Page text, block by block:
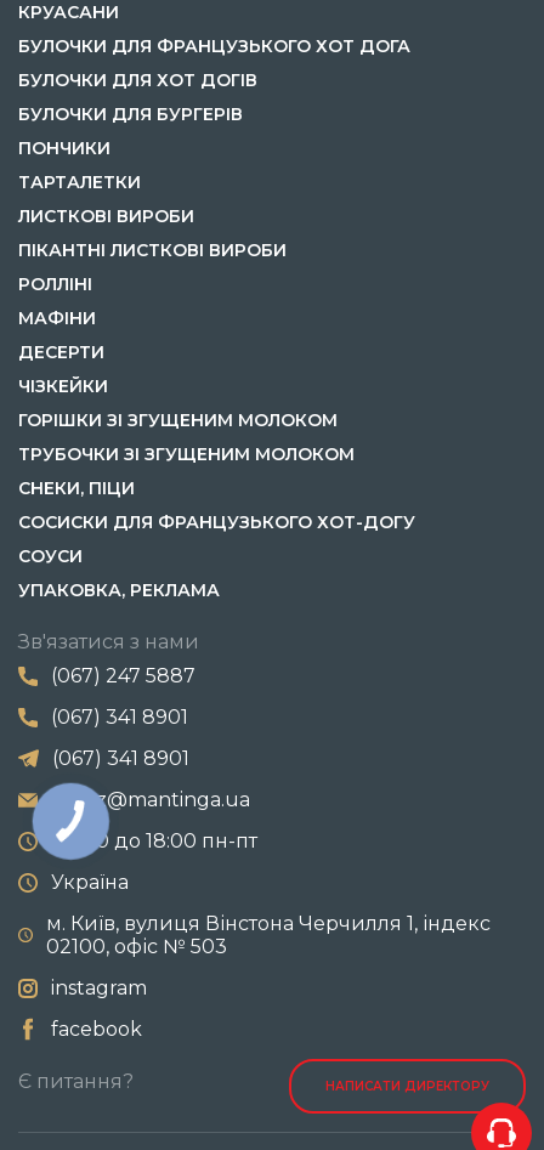
КРУАСАНИ
БУЛОЧКИ ДЛЯ ФРАНЦУЗЬКОГО ХОТ ДОГА
БУЛОЧКИ ДЛЯ ХОТ ДОГІВ
БУЛОЧКИ ДЛЯ БУРГЕРІВ
ПОНЧИКИ
ТАРТАЛЕТКИ
ЛИСТКОВІ ВИРОБИ
ПІКАНТНІ ЛИСТКОВІ ВИРОБИ
РОЛЛІНІ
МАФІНИ
ДЕСЕРТИ
ЧІЗКЕЙКИ
ГОРІШКИ ЗІ ЗГУЩЕНИМ МОЛОКОМ
ТРУБОЧКИ ЗІ ЗГУЩЕНИМ МОЛОКОМ
СНЕКИ, ПІЦИ
СОСИСКИ ДЛЯ ФРАНЦУЗЬКОГО ХОТ-ДОГУ
СОУСИ
УПАКОВКА, РЕКЛАМА
Зв'язатися з нами
(067) 247 5887
(067) 341 8901
(067) 341 8901
zakaz@mantinga.ua
с 9:00 до 18:00 пн-пт
Україна
м. Київ, вулиця Вінстона Черчилля 1, індекс
02100, офіс № 503
instagram
facebook
Є питання? НАПИСАТИ ДИРЕКТОРУ